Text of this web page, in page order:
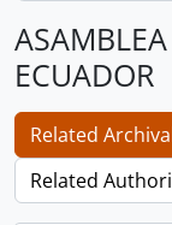
ECUADOR
Related
Related